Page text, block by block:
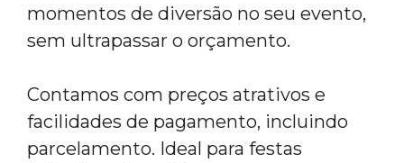
momentos de diversão no seu evento,
sem ultrapassar o orçamento.
Contamos com preços atrativos e
facilidades de pagamento, incluindo
parcelamento. Ideal para festas